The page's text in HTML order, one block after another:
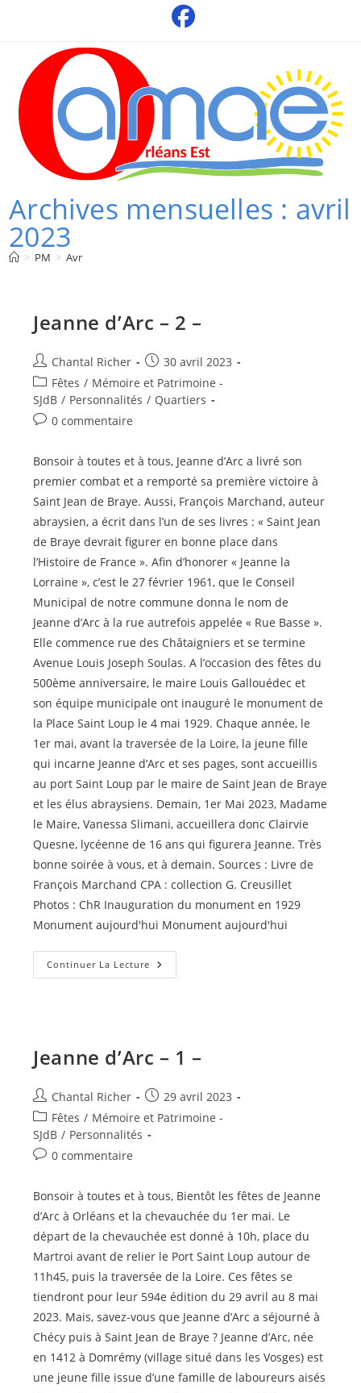
Archives mensuelles : avril
2023
> PM > Avr
Jeanne d’Arc – 2 –
Auteur/autrice
de
la
publication :
Chantal Richer
Publication
publiée :
30 avril 2023
Post
category:
Fêtes / Mémoire et Patrimoine -
SJdB / Personnalités / Quartiers
Commentaires
la
0 commentaire
Bonsoir à toutes et à tous, Jeanne d’Arc a livré son
premier combat et a remporté sa première victoire à
Saint Jean de Braye. Aussi, François Marchand, auteur
abraysien, a écrit dans l’un de ses livres : « Saint Jean
de Braye devrait figurer en bonne place dans
l’Histoire de France ». Afin d’honorer « Jeanne la
Lorraine », c’est le 27 février 1961, que le Conseil
Municipal de notre commune donna le nom de
Jeanne d’Arc à la rue autrefois appelée « Rue Basse ».
Elle commence rue des Châtaigniers et se termine
Avenue Louis Joseph Soulas. A l’occasion des fêtes du
500ème anniversaire, le maire Louis Gallouédec et
son équipe municipale ont inauguré le monument de
la Place Saint Loup le 4 mai 1929. Chaque année, le
1er mai, avant la traversée de la Loire, la jeune fille
qui incarne Jeanne d’Arc et ses pages, sont accueillis
au port Saint Loup par le maire de Saint Jean de Braye
et les élus abraysiens. Demain, 1er Mai 2023, Madame
le Maire, Vanessa Slimani, accueillera donc Clairvie
Quesne, lycéenne de 16 ans qui figurera Jeanne. Très
bonne soirée à vous, et à demain. Sources : Livre de
François Marchand CPA : collection G. Creusillet
Photos : ChR Inauguration du monument en 1929
Monument aujourd'hui Monument aujourd'hui
Continuer La Lecture Jeanne
D’Arc
Jeanne d’Arc – 1 –
Auteur/autrice
de
la
publication :
Chantal Richer
Publication
publiée :
29 avril 2023
Post
category:
Fêtes / Mémoire et Patrimoine -
SJdB / Personnalités
Commentaires
la
0 commentaire
Bonsoir à toutes et à tous, Bientôt les fêtes de Jeanne
d’Arc à Orléans et la chevauchée du 1er mai. Le
départ de la chevauchée est donné à 10h, place du
Martroi avant de relier le Port Saint Loup autour de
11h45, puis la traversée de la Loire. Ces fêtes se
tiendront pour leur 594e édition du 29 avril au 8 mai
2023. Mais, savez-vous que Jeanne d’Arc a séjourné à
Chécy puis à Saint Jean de Braye ? Jeanne d’Arc, née
en 1412 à Domrémy (village situé dans les Vosges) est
une jeune fille issue d’une famille de laboureurs aisés